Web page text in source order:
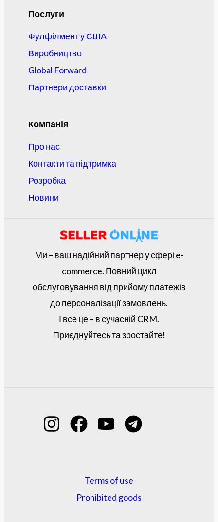
Послуги
Фулфілмент у США
Виробництво
Global Forward
Партнери доставки
Компанія
Про нас
Контакти та підтримка
Розробка
Новини
Ми – ваш надійний партнер у сфері e-
commerce. Повний цикл
обслуговування від прийому платежів
до персоналізації замовлень.
І все це – в сучасній CRM.
Приєднуйтесь та зростайте!
Terms of use
Prohibited goods